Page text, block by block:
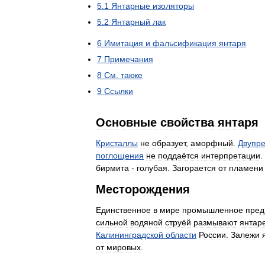
5.1 Янтарные изоляторы
5.2 Янтарный лак
6 Имитация и фальсификация янтаря
7 Примечания
8 См. также
9 Ссылки
Основные свойства янтаря
Кристаллы не образует, аморфный.
поглощения не поддаётся интерпретации.
бирмита - голубая. Загорается от пламени
Месторождения
Единственное в мире промышленное
сильной водяной струёй размывают
Калининградской области России. Залежи
от мировых.